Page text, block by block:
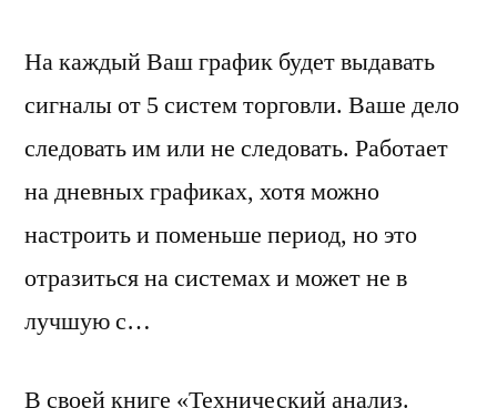
На каждый Ваш график будет выдавать
сигналы от 5 систем торговли. Ваше дело
следовать им или не следовать. Работает
на дневных графиках, хотя можно
настроить и поменьше период, но это
отразиться на системах и может не в
лучшую с…
В своей книге «Технический анализ.